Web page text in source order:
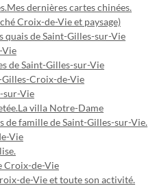
Mes dernières cartes chinées.
Croix-de-Vie et paysage)
quais de Saint-Gilles-sur-Vie
Vie
de Saint-Gilles-sur-Vie
Gilles-Croix-de-Vie
sur-Vie
La villa Notre-Dame
de famille de Saint-Gilles-sur-Vie.
Vie
Croix-de-Vie
de-Vie et toute son activité.